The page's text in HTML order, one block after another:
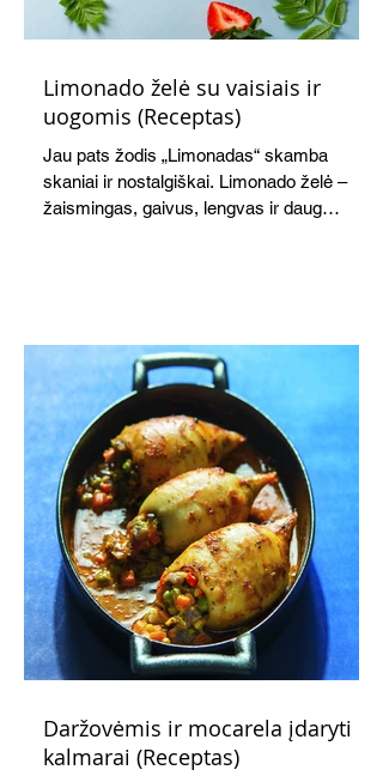
Limonado želė su vaisiais ir
uogomis (Receptas)
Jau pats žodis „Limonadas“ skamba
skaniai ir nostalgiškai. Limonado želė –
žaismingas, gaivus, lengvas ir daug
Daržovėmis ir mocarela įdaryti
kalmarai (Receptas)